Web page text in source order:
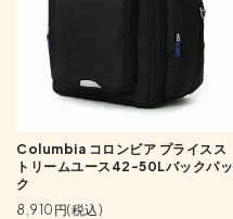
Columbia コロンビア プライスス
トリームユース42-50Lバックパッ
ク
8,910円(税込)